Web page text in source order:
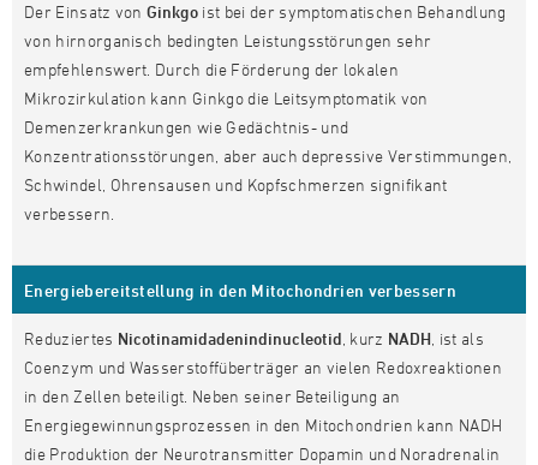
Der Einsatz vonGinkgo ist bei der symptomatischen Behandlung
von hirnorganisch bedingten Leistungsstörungen sehr
empfehlenswert. Durch die Förderung der lokalen
Mikrozirkulation kann Ginkgo die Leitsymptomatik von
Demenzerkrankungen wie Gedächtnis- und
Konzentrationsstörungen, aber auch depressive Verstimmungen,
Schwindel, Ohrensausen und Kopfschmerzen signifikant
verbessern.
Energiebereitstellung in den Mitochondrien verbessern
Reduziertes Nicotinamidadenindinucleotid , kurz NADH , ist als
Coenzym und Wasserstoffüberträger an vielen Redoxreaktionen
in den Zellen beteiligt. Neben seiner Beteiligung an
Energiegewinnungsprozessen in den Mitochondrien kann NADH
die Produktion der Neurotransmitter Dopamin und Noradrenalin